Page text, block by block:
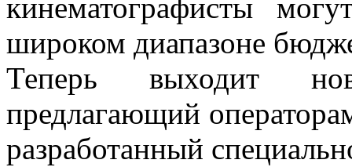
кинематографисты
широком диапазоне
Теперь выходит
предлагающий
разработанный